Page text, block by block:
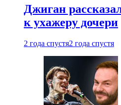
Джиган
к ухажеру дочери
2 года спустя2 года спустя